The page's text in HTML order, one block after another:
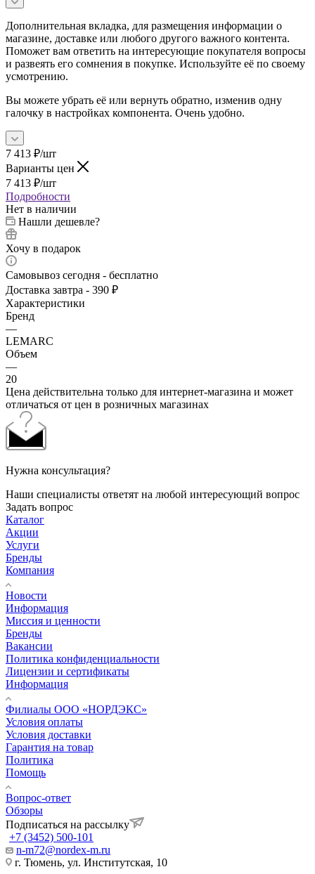
Дополнительная вкладка, для размещения информации о
магазине, доставке или любого другого важного контента.
Поможет вам ответить на интересующие покупателя вопросы
и развеять его сомнения в покупке. Используйте её по своему
усмотрению.
Вы можете убрать её или вернуть обратно, изменив одну
галочку в настройках компонента. Очень удобно.
7 413 ₽/шт
Варианты цен
7 413 ₽/шт
Подробности
Нет в наличии
Нашли дешевле?
Хочу в подарок
Самовывоз сегодня - бесплатно
Доставка завтра - 390 ₽
Характеристики
Бренд
—
LEMARC
Объем
—
20
Цена действительна только для интернет-магазина и может
отличаться от цен в розничных магазинах
Нужна консультация?
Наши специалисты ответят на любой интересующий вопрос
Задать вопрос
Каталог
Акции
Услуги
Бренды
Компания
Новости
Информация
Миссия и ценности
Бренды
Вакансии
Политика конфиденциальности
Лицензии и сертификаты
Информация
Филиалы ООО «НОРДЭКС»
Условия оплаты
Условия доставки
Гарантия на товар
Политика
Помощь
Вопрос-ответ
Обзоры
Подписаться на рассылку
+7 (3452) 500-101
n-m72@nordex-m.ru
г. Тюмень, ул. Институтская, 10